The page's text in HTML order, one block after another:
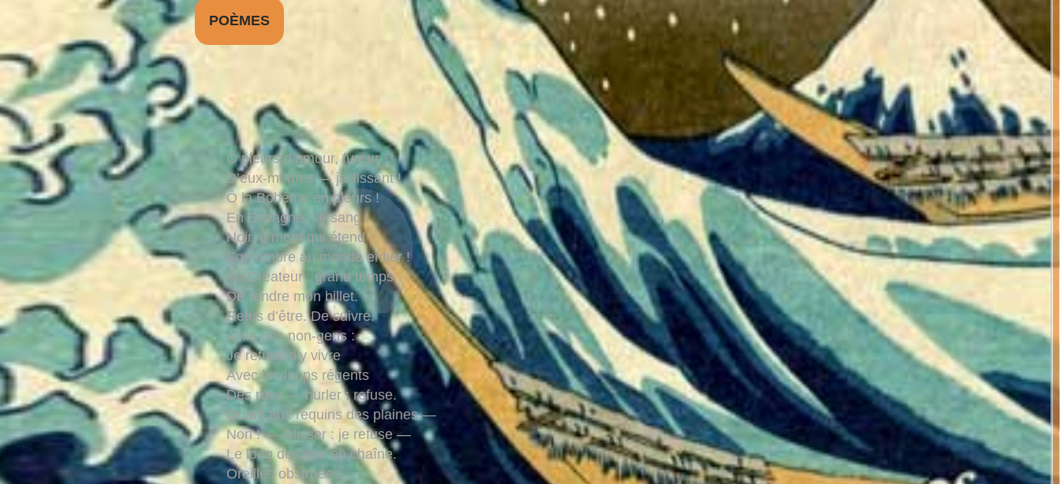
POÈMES
Ô pleurs d’amour, fureur !
D’eux-mêmes — jaillissant !
Ô la Bohême en pleurs !
En Espagne : le sang !
Noir, ô mont qui étend
Son ombre au monde entier !
Au Créateur : grand temps
De rendre mon billet.
Refus d’être. De suivre.
Asile des non-gens :
Je refuse d’y vivre
Avec les loups régents
Des rues — hurler : refuse.
Quant aux requins des plaines —
Non ! — Glisser : je refuse —
Le long des dos en chaîne.
Oreilles obstruées,